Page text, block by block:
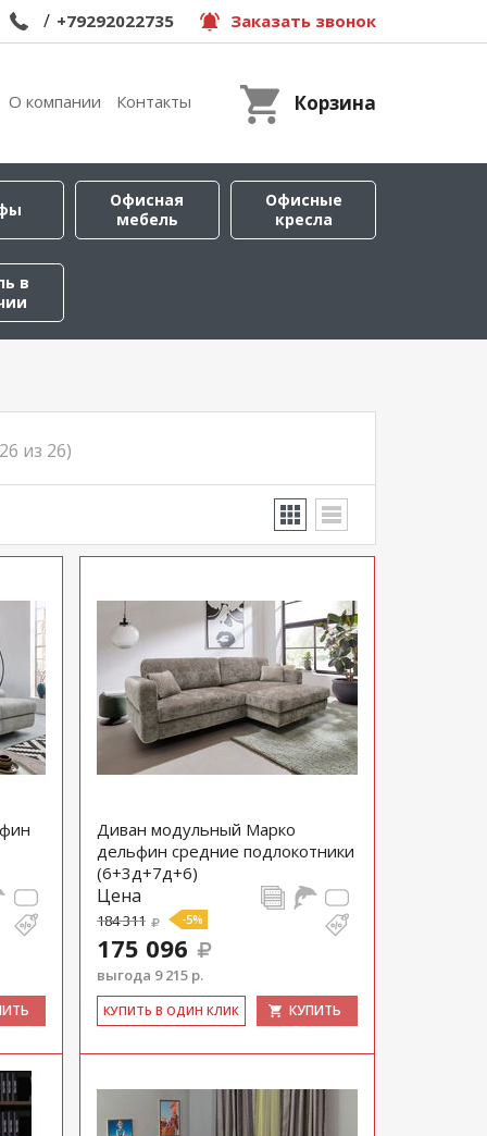
/ +79292022735 Заказать звонок
О компании Контакты Корзина
Офисная
мебель
Офисные
кресла
в
из 26)
Диван модульный Марко
дельфин средние подлокотники
(6+3д+7д+6)
Цена
184 311 -5%
175 096
выгода 9 215 р.
КУ­ПИТЬ В ОДИН КЛИК КУПИТЬ